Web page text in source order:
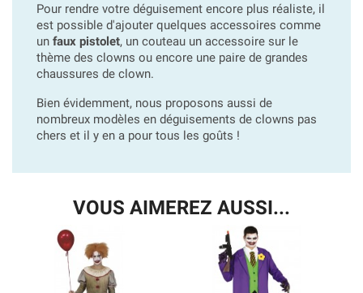
Pour rendre votre déguisement encore plus réaliste, il
est possible d'ajouter quelques accessoires comme
un faux pistolet, un couteau un accessoire sur le
thème des clowns ou encore une paire de grandes
chaussures de clown.
Bien évidemment, nous proposons aussi de
nombreux modèles en déguisements de clowns pas
chers et il y en a pour tous les goûts !
VOUS AIMEREZ AUSSI...